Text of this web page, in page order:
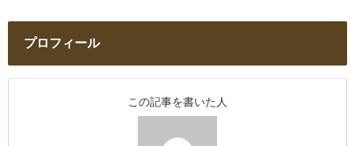
プロフィール
この記事を書いた人